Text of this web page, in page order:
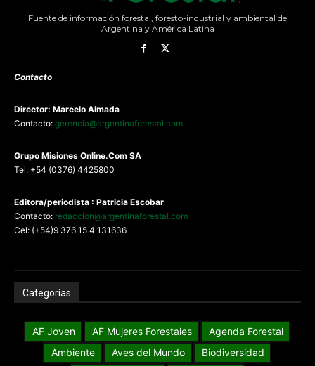
Fuente de información forestal, foresto-industrial y ambiental de
Argentina y América Latina
Contacto
Director: Marcelo Almada
Contacto: gerencia@argentinaforestal.com
Grupo Misiones Online.Com SA
Tel: +54 (0376) 4425800
Editora/periodista : Patricia Escobar
Contacto: redaccion@argentinaforestal.com
Cel: (+54)9 376 15 4 131636
Categorías
AF Joven AF Mujeres Forestales
Agenda Forestal
Ambiente
Aves del Mundo
Biodiversidad